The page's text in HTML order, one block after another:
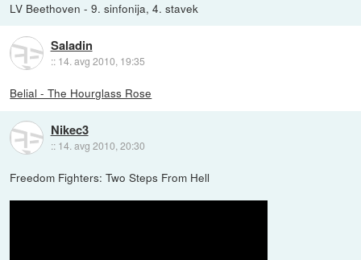
LV Beethoven - 9. sinfonija, 4. stavek
Saladin
:: 14. avg 2010, 19:35
Belial - The Hourglass Rose
Nikec3
:: 14. avg 2010, 20:30
Freedom Fighters: Two Steps From Hell